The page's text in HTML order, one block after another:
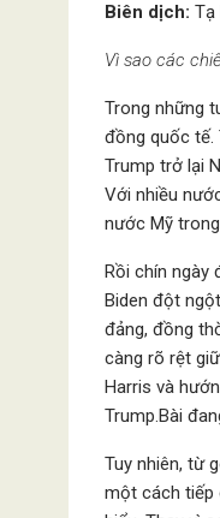
Biên dịch: Tạ
Vì sao các
Trong những
đồng quốc tế.
Trump trở lại
Với nhiều
nước Mỹ
Rồi chín ngày
Biden đột
đảng, đồng
càng rõ rệt
Harris và
Trump.Bài
Tuy nhiên, từ
một cách tiếp